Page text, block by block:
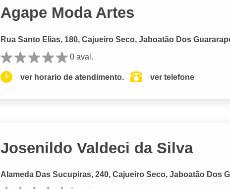
Agape Moda Artes
Rua Santo Elias, 180, Cajueiro Seco, Jaboatão Dos
0 aval.
ver horario de atendimento. ver telefone
Josenildo Valdeci da Silva
Alameda Das Sucupiras, 240, Cajueiro Seco, Jaboatão Dos